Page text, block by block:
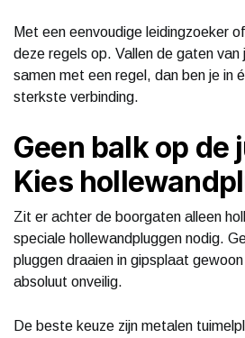
Met een eenvoudige leidingzoeker
deze regels op. Vallen de gaten van
samen met een regel, dan ben je in
sterkste verbinding.
Geen balk op de
Kies
Zit er achter de boorgaten alleen
speciale hollewandpluggen nodig.
pluggen draaien in gipsplaat
absoluut onveilig.
De beste keuze zijn metalen